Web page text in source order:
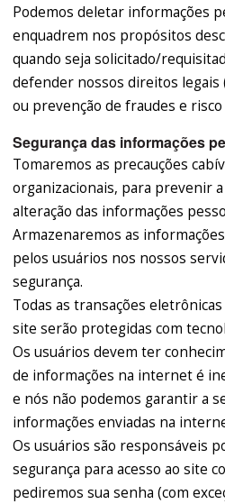
Podemos deletar informações
enquadrem nos propósitos
quando seja solicitado/
defender nossos direitos legais
ou prevenção de fraudes e
Segurança das informações
Tomaremos as precauções
organizacionais, para prevenir
alteração das informações
Armazenaremos as
pelos usuários nos nossos
segurança.
Todas as transações
site serão protegidas com
Os usuários devem ter
de informações na internet é
e nós não podemos garantir a
informações enviadas na
Os usuários são responsáveis
segurança para acesso ao site
pediremos sua senha (com